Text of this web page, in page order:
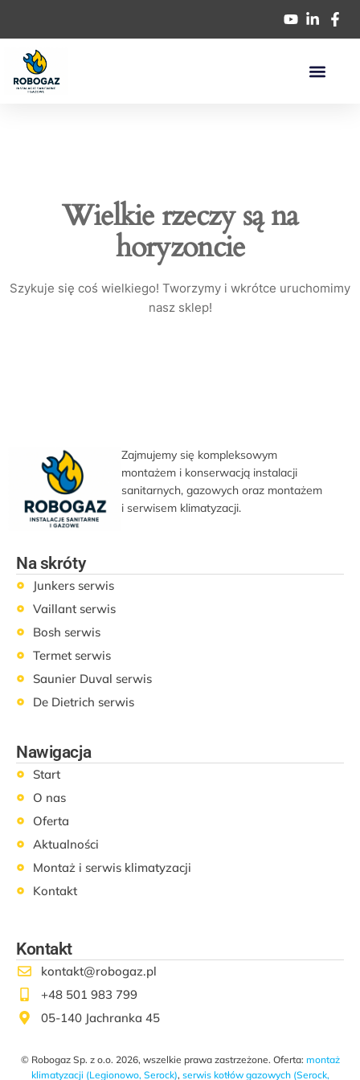
Wielkie rzeczy są na
horyzoncie
Szykuje się coś wielkiego! Tworzymy i wkrótce uruchomimy
nasz sklep!
Zajmujemy się kompleksowym
montażem i konserwacją instalacji
sanitarnych, gazowych oraz montażem
i serwisem klimatyzacji.
Na skróty
Junkers serwis
Vaillant serwis
Bosh serwis
Termet serwis
Saunier Duval serwis
De Dietrich serwis
Nawigacja
Start
O nas
Oferta
Aktualności
Montaż i serwis klimatyzacji
Kontakt
Kontakt
kontakt@robogaz.pl
+48 501 983 799
05-140 Jachranka 45
© Robogaz Sp. z o.o. 2026, wszelkie prawa zastrzeżone. Oferta: montaż
klimatyzacji (Legionowo, Serock), serwis kotłów gazowych (Serock,